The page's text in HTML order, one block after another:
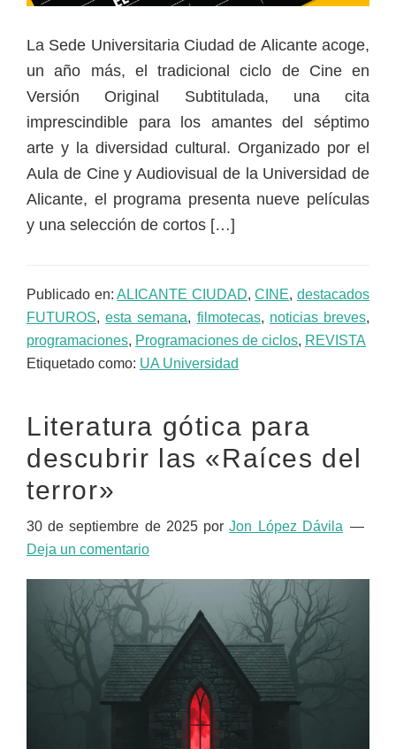
La Sede Universitaria Ciudad de Alicante acoge,
un año más, el tradicional ciclo de Cine en
Versión Original Subtitulada, una cita
imprescindible para los amantes del séptimo
arte y la diversidad cultural. Organizado por el
Aula de Cine y Audiovisual de la Universidad de
Alicante, el programa presenta nueve películas
y una selección de cortos […]
Publicado en:ALICANTE CIUDAD,CINE,destacados
FUTUROS,esta semana, filmotecas, noticias breves,
programaciones, Programaciones de ciclos, REVISTA
Etiquetado como: UA Universidad
Literatura gótica para
descubrir las «Raíces del
terror»
30 de septiembre de 2025porJon López Dávila
Deja un comentario